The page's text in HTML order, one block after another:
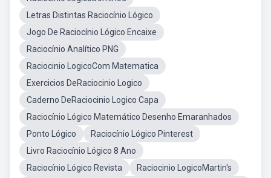
Letras Distintas Raciocínio Lógico
Jogo De Raciocínio Lógico Encaixe
Raciocínio Analítico PNG
Raciocinio LogicoCom Matematica
Exercicios DeRaciocinio Logico
Caderno DeRaciocinio Logico Capa
Raciocínio Lógico Matemático Desenho Emaranhados
Ponto Lógico
Raciocínio Lógico Pinterest
Livro Raciocínio Lógico 8 Ano
Raciocínio Lógico Revista
Raciocinio LogicoMartin's